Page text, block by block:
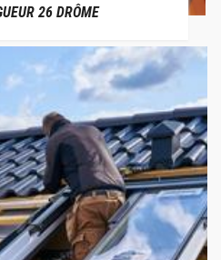
26 DRÔME